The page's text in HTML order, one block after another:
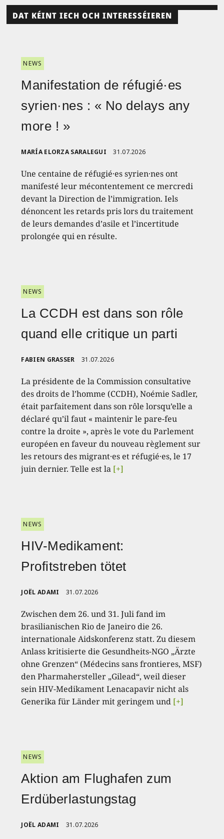
DAT KÉINT IECH OCH INTERESSÉIEREN
NEWS
Manifestation de réfugié·es
syrien·nes : « No delays any
more ! »
MARÍA ELORZA SARALEGUI 31.07.2026
Une centaine de réfugié·es syrien·nes ont
manifesté leur mécontentement ce mercredi
devant la Direction de l’immigration. Iels
dénoncent les retards pris lors du traitement
de leurs demandes d’asile et l’incertitude
prolongée qui en résulte.
NEWS
La CCDH est dans son rôle
quand elle critique un parti
FABIEN GRASSER 31.07.2026
La présidente de la Commission consultative
des droits de l’homme (CCDH), Noémie Sadler,
était parfaitement dans son rôle lorsqu’elle a
déclaré qu’il faut « maintenir le pare-feu
contre la droite », après le vote du Parlement
européen en faveur du nouveau règlement sur
les retours des migrant·es et réfugié·es, le 17
juin dernier. Telle est la [+]
NEWS
HIV-Medikament:
Profitstreben tötet
JOËL ADAMI 31.07.2026
Zwischen dem 26. und 31. Juli fand im
brasilianischen Rio de Janeiro die 26.
internationale Aidskonferenz statt. Zu diesem
Anlass kritisierte die Gesundheits-NGO „Ärzte
ohne Grenzen“ (Médecins sans frontieres, MSF)
den Pharmahersteller „Gilead“, weil dieser
sein HIV-Medikament Lenacapavir nicht als
Generika für Länder mit geringem und [+]
NEWS
Aktion am Flughafen zum
Erdüberlastungstag
JOËL ADAMI 31.07.2026